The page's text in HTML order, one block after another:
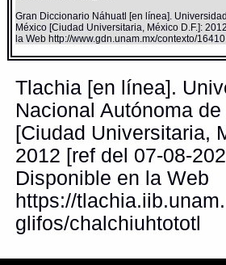
Gran Diccionario Náhuatl [en línea].
México [Ciudad Universitaria, México D.F.]:
la Web http://www.gdn.unam.mx/contexto/16410
Tlachia [en línea].
Nacional Autónoma
[Ciudad Universitaria,
2012 [ref del 07-08-
Disponible en la Web
https://
glifos/chalchiuhtototl